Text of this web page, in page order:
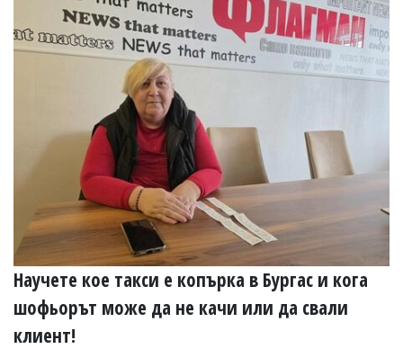
Научете кое такси е копърка в Бургас и кога
шофьорът може да не качи или да свали
клиент!